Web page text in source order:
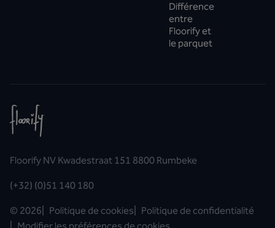
Différence
entre
Floorify et
le parquet
Floorify NV Kwadestraat 151 8800 Rumbeke
(+32) (0)51 140 180
© 2026 Politique de cookies
Politique de confidentialité